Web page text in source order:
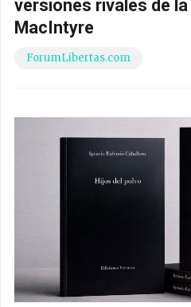
versiones rivales de
MacIntyre
ForumLibertas.com